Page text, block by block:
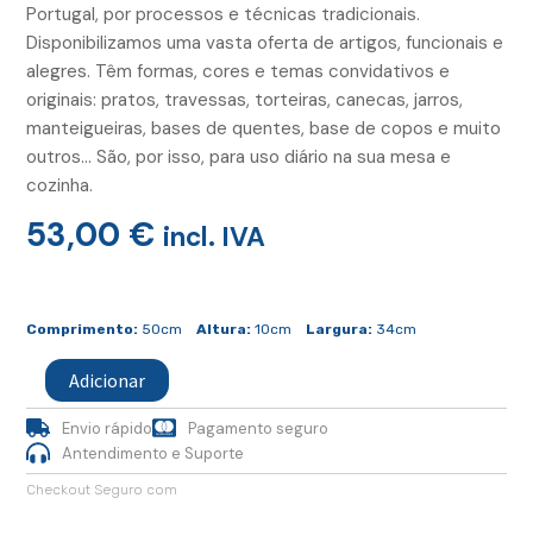
Portugal, por processos e técnicas tradicionais.
Disponibilizamos uma vasta oferta de artigos, funcionais e
alegres. Têm formas, cores e temas convidativos e
originais: pratos, travessas, torteiras, canecas, jarros,
manteigueiras, bases de quentes, base de copos e muito
outros… São, por isso, para uso diário na sua mesa e
cozinha.
53,00 € incl. IVA
Comprimento: 50cm Altura: 10cm Largura: 34cm
Tabua
Redonda
Madeira
Cobalto
Adicionar
Envio rápido
Pagamento seguro
Antendimento e Suporte
Checkout Seguro com